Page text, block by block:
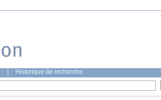
Historique de recherche